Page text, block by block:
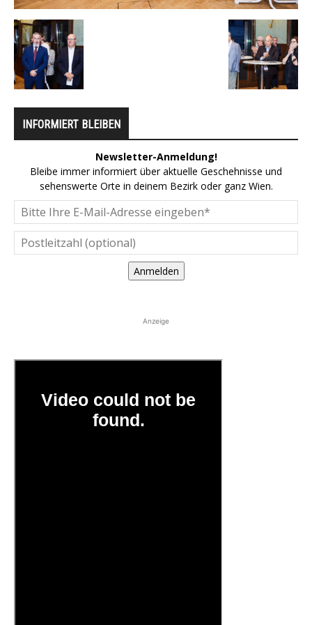
INFORMIERT BLEIBEN
Newsletter-Anmeldung!
Bleibe immer informiert über aktuelle Geschehnisse und
sehenswerte Orte in deinem Bezirk oder ganz Wien.
Anmelden
Anzeige